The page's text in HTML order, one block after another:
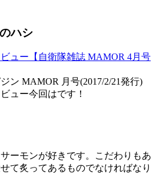
ハシ
ュー【自衛隊雑誌 MAMOR 4月号
ン MAMOR 月号(2017/2/21発行)
ュー今回はです！
ーモンが好きです。こだわりもあ
て炙ってあるものでなければなり